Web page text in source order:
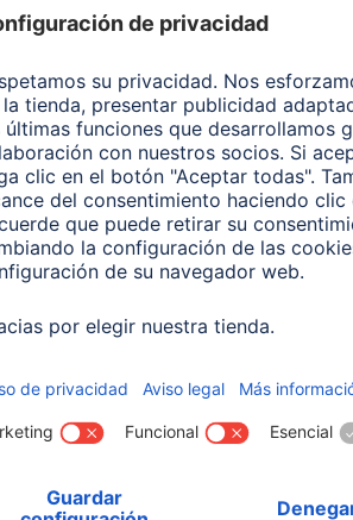
Hama Bombilla Led Inteligente
9,99 EUR